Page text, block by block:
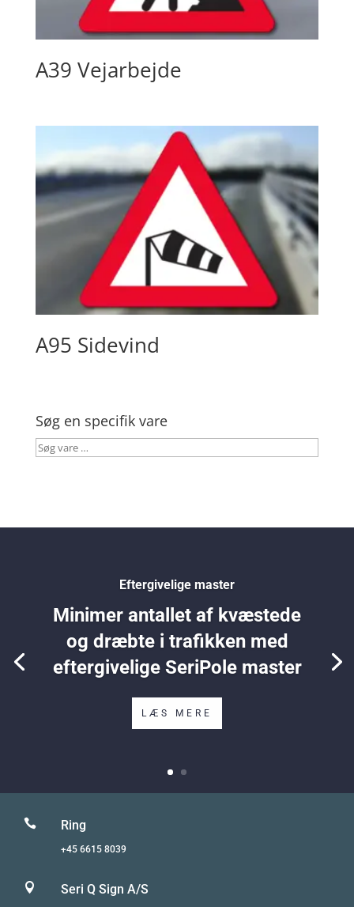
A39 Vejarbejde
A95 Sidevind
Søg en specifik vare
Søg
Eftergivelige master
Minimer antallet af kvæstede
og dræbte i trafikken med
eftergivelige SeriPole master
LÆS MERE
 Ring
+45 6615 8039
 Seri Q Sign A/S